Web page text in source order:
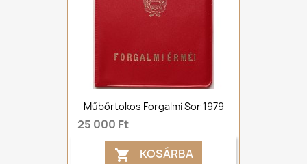
Műbőrtokos Forgalmi Sor 1979
25 000 Ft
 KOSÁRBA